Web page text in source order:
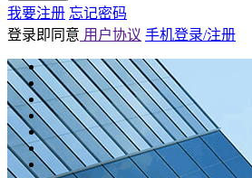
我要注册 忘记密码
登录即同意 用户协议 手机登录/注册